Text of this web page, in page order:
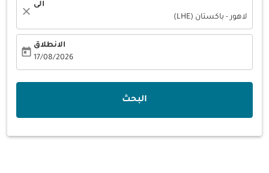
الى
لاهور - باكستان (LHE)
close
الانطلاق
17/08/2026
today
البحث